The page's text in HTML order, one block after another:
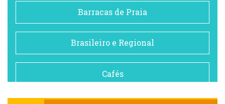
Barracas de Praia
Brasileiro e Regional
Cafés